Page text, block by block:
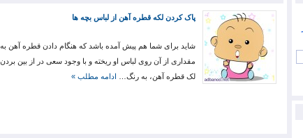
پاک کردن لکه قطره آهن از لباس بچه ها
شاید برای شما هم پیش آمده باشد که هنگام دادن قطره آهن
مقداری از آن روی لباس او ریخته و با وجود سعی در از بین
لک قطره آهن، به رنگ… ادامه مطلب »